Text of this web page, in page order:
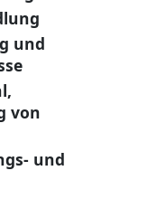
und
von
und